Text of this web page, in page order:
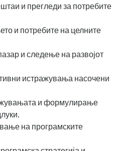
и прегледи за потребите
и потребите на целните
и следење на развојот
истражувања насочени
и формулирање
на програмските